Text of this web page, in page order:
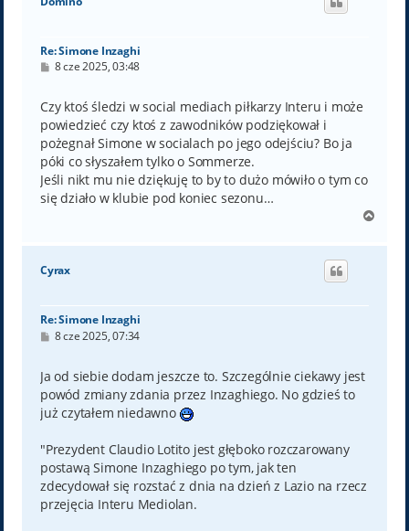
Re: Simone Inzaghi
P
t
8 cze 2025, 03:48
Czy ktoś śledzi w social mediach piłkarzy Interu i może
powiedzieć czy ktoś z zawodników podziękował i
pożegnał Simone w socialach po jego odejściu? Bo ja
póki co słyszałem tylko o Sommerze.
Jeśli nikt mu nie dziękuję to by to dużo mówiło o tym co
się działo w klubie pod koniec sezonu…
g
Cyrax
Re: Simone Inzaghi
P
t
8 cze 2025, 07:34
Ja od siebie dodam jeszcze to. Szczególnie ciekawy jest
powód zmiany zdania przez Inzaghiego. No gdzieś to
już czytałem niedawno
"Prezydent Claudio Lotito jest głęboko rozczarowany
postawą Simone Inzaghiego po tym, jak ten
zdecydował się rozstać z dnia na dzień z Lazio na rzecz
przejęcia Interu Mediolan.